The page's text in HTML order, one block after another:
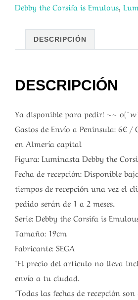
Debby the Corsifa is Emulous,
DESCRIPCIÓN
DESCRIPCIÓN
Ya disponible para pedir! ~~
Gastos de Envío a Peninsula: 6€ /
en Almería capital
Figura: Luminasta Debby the
Fecha de recepción: Disponible
tiempos de recepción una vez el
pedido serán de 1 a 2 meses.
Serie: Debby the Corsifa is
Tamaño: 19cm
Fabricante: SEGA
*El precio del articulo no lleva
envío a tu ciudad.
*Todas las fechas de recepción